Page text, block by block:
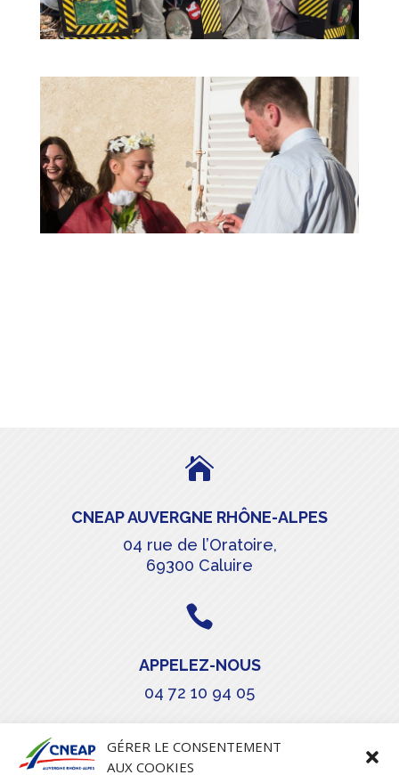
GÉRER LE CONSENTEMENT
AUX COOKIES

CNEAP AUVERGNE RHÔNE-ALPES
04 rue de l’Oratoire,
69300 Caluire

APPELEZ-NOUS
04 72 10 94 05
